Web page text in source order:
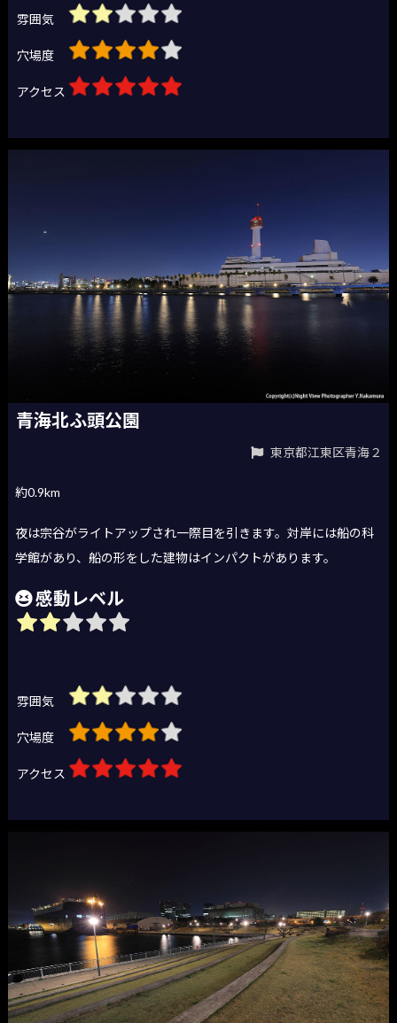
雰囲気
穴場度
アクセス
青海北ふ頭公園
東京都江東区青海２
約0.9km
夜は宗谷がライトアップされ一際目を引きます。対岸には船の科
学館があり、船の形をした建物はインパクトがあります。
感動レベル
雰囲気
穴場度
アクセス